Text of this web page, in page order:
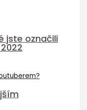
jste označili